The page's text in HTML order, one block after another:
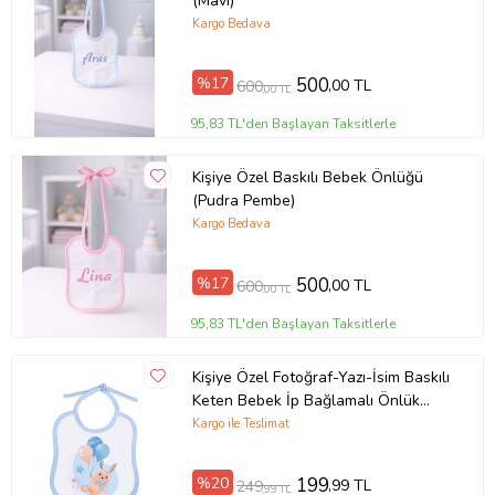
Kargo Bedava
%17 600,00 TL 500,00 TL
95,83 TL'den Başlayan Taksitlerle
Kişiye Özel Baskılı Bebek Önlüğü
(Pudra Pembe)
Kargo Bedava
%17 600,00 TL 500,00 TL
95,83 TL'den Başlayan Taksitlerle
Kişiye Özel Fotoğraf-Yazı-İsim Baskılı
Keten Bebek İp Bağlamalı Önlük
(Mavi)
Kargo ile Teslimat
%20 249,99 TL 199,99 TL